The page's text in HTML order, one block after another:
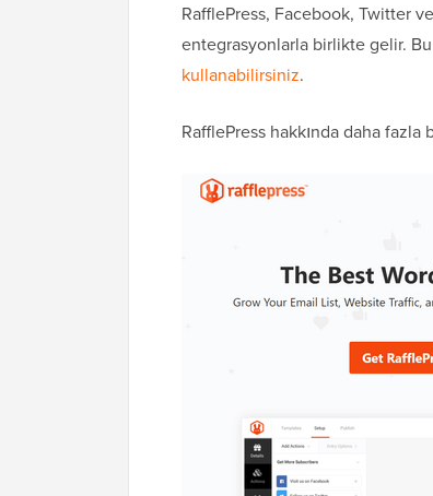
RafflePress, Facebook, Twitter
entegrasyonlarla birlikte gelir.
kullanabilirsiniz.
RafflePress hakkında daha